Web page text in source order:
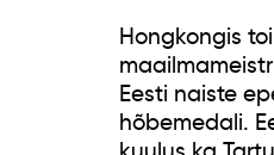
Hongkongis
Eesti naiste
hõbemedali.